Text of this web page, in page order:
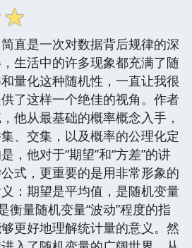
☆
直是一次对数据背后规律的深
生活中的许多现象都充满了随
量化这种随机性，一直让我很
了这样一个绝佳的视角。作者
他从最基础的概率概念入手，
、交集，以及概率的公理化定
，他对于“期望”和“方差”的讲
式，更重要的是用非常形象的
：期望是平均值，是随机变量
衡量随机变量“波动”程度的指
更好地理解统计量的意义。然